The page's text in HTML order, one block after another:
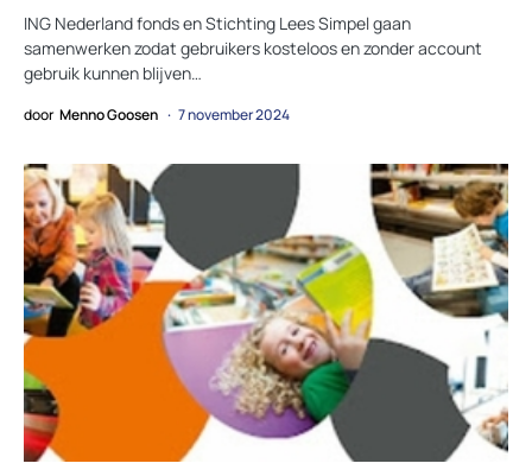
ING Nederland fonds en Stichting Lees Simpel gaan
samenwerken zodat gebruikers kosteloos en zonder account
gebruik kunnen blijven…
door Menno Goosen 7 november 2024